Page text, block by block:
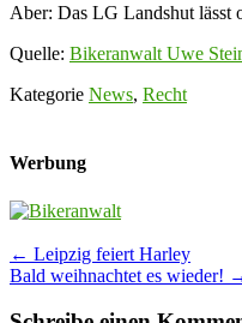
Aber: Das LG Landshut lässt
Quelle: Bikeranwalt Uwe
Kategorie News, Recht
Werbung
Post
navigation
← Leipzig feiert Harley
Bald weihnachtet es wieder!